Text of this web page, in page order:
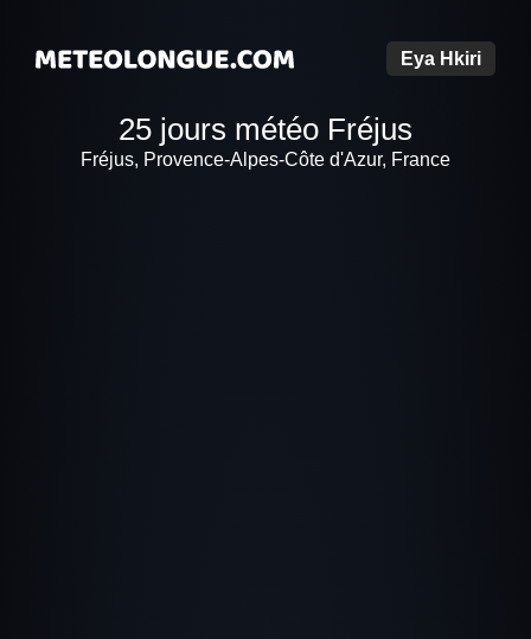
Eya Hkiri
25 jours météo Fréjus
Fréjus, Provence-Alpes-Côte d'Azur, France